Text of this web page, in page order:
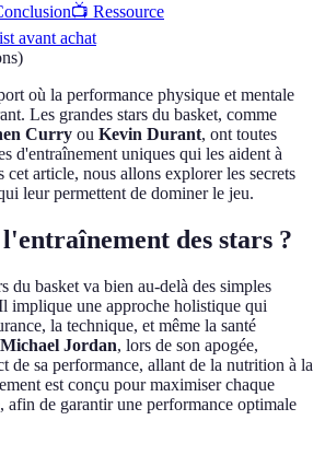
📺 Ressource
avant achat
)
où la performance physique et mentale
Les grandes stars du basket, comme
Curry ou Kevin Durant, ont toutes
d'entraînement uniques qui les aident à
cet article, nous allons explorer les secrets
leur permettent de dominer le jeu.
des stars ?
du basket va bien au-delà des simples
implique une approche holistique qui
la technique, et même la santé
Michael Jordan, lors de son apogée,
de sa performance, allant de la nutrition à la
est conçu pour maximiser chaque
afin de garantir une performance optimale